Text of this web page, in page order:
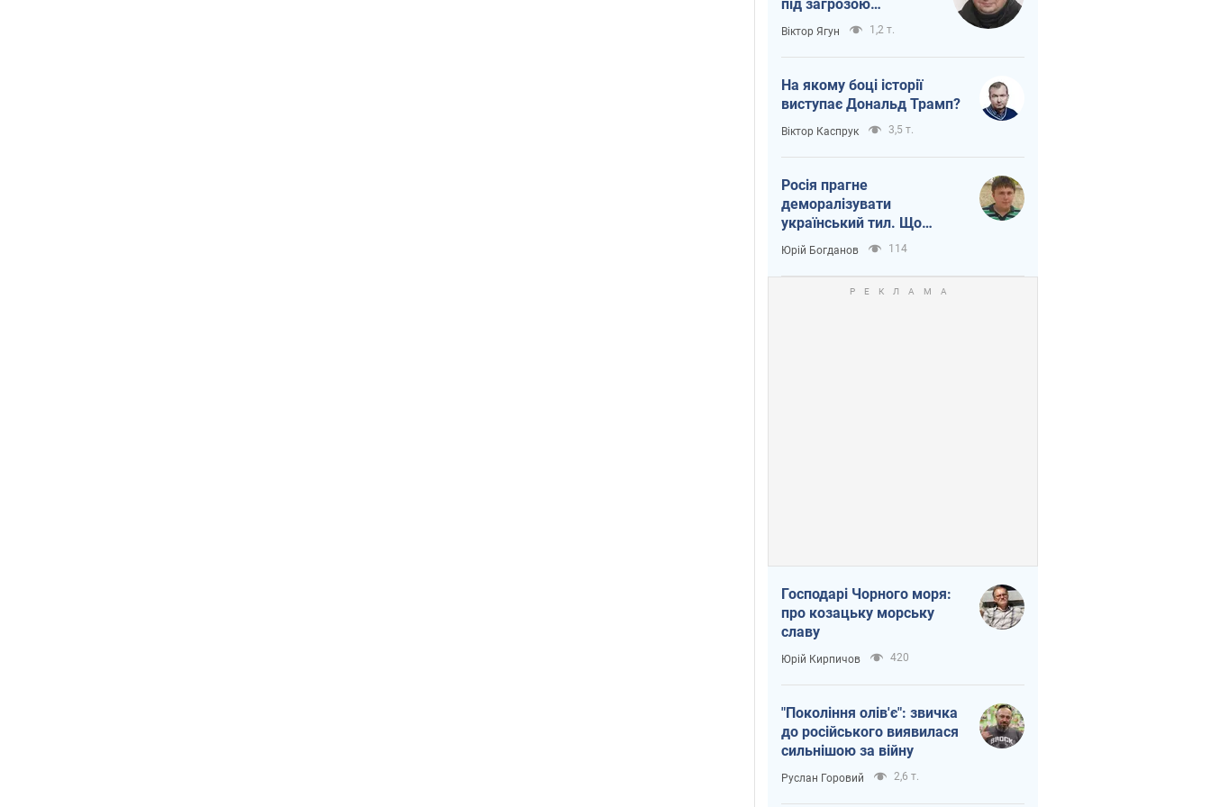
під загрозою
критична логістика
Віктор Ягун 1,2 т.
На якому боці історії
виступає Дональд Трамп?
Віктор Каспрук 3,5 т.
Росія прагне
деморалізувати
український тил. Що
варто собі нагадати
Юрій Богданов 114
Господарі Чорного моря:
про козацьку морську
славу
Юрій Кирпичов 420
"Покоління олів'є": звичка
до російського виявилася
сильнішою за війну
Руслан Горовий 2,6 т.